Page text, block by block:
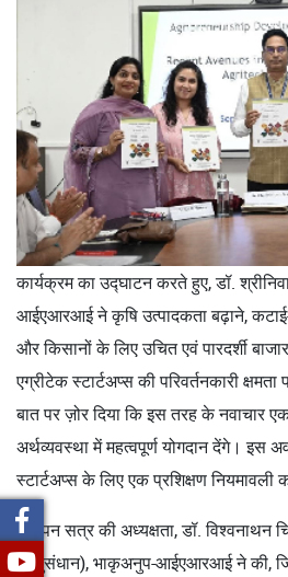
कार्यक्रम का उद्घाटन करते हुए, डॉ.
आईएआरआई ने कृषि उत्पादकता बढ़ाने,
और किसानों के लिए उचित एवं पारदर्शी
एग्रीटेक स्टार्टअप्स की परिवर्तनकारी
बात पर ज़ोर दिया कि इस तरह के नवाचार
अर्थव्यवस्था में महत्वपूर्ण योगदान देंगे। इस
स्टार्टअप्स के लिए एक प्रशिक्षण नियमावली
समापन सत्र की अध्यक्षता, डॉ. विश्वनाथन
(अनुसंधान), भाकृअनुप-आईएआरआई ने की,